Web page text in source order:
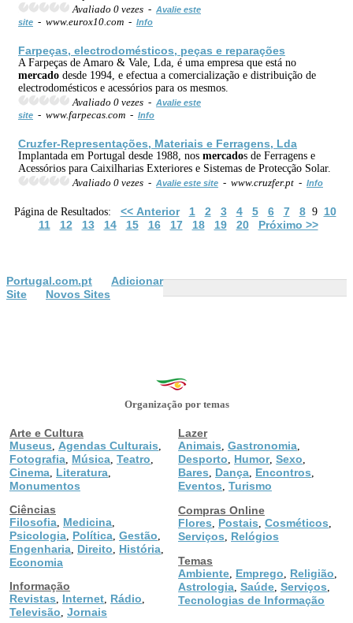
Avaliado 0 vezes - Avalie este
site - www.eurox10.com - Info
Farpeças, electrodomésticos, peças e reparações
A Farpeças de Amaro & Vale, Lda, é uma empresa que está no
mercado desde 1994, e efectua a comercialização e distribuição de
electrodomésticos e acessórios para os mesmos.
Avaliado 0 vezes - Avalie este
site - www.farpecas.com - Info
Cruzfer-Representações, Materiais e Ferragens, Lda
Implantada em Portugal desde 1988, nos mercados de Ferragens e
Acessórios para Caixilharias Exteriores e Sistemas de Protecção Solar.
Avaliado 0 vezes - Avalie este site - www.cruzfer.pt - Info
Página de Resultados: << Anterior 1 2 3 4 5 6 7 89 10
11
12 13 14 15 16 17 18 19 20 Próximo >>
Portugal.com.pt
Adicionar
Site
Novos Sites
Organização por temas
Arte e Cultura
Museus
Agendas Culturais
Fotografia Música Teatro
Cinema Literatura
Monumentos
Ciências
Filosofia Medicina
Psicologia Política Gestão
Engenharia Direito História
Economia
Informação
Revistas
Internet Rádio
Televisão Jornais
Lazer
Animais Gastronomia
Desporto Humor, Sexo
Bares Dança Encontros
Eventos Turismo
Compras Online
Flores
Postais Cosméticos
Serviços
Relógios
Temas
Ambiente Emprego Religião
Astrologia Saúde Serviços
Tecnologias de Informação